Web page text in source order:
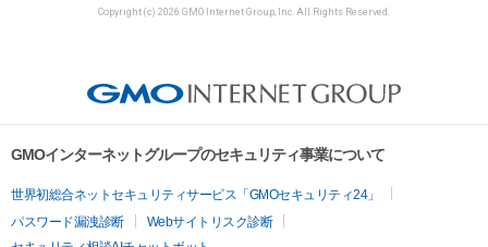
Copyright (c) 2026 GMO Internet Group, Inc. All Rights Reserved.
GMOインターネットグループのセキュリティ事業について
世界初総合ネットセキュリティサービス「GMOセキュリティ24」
パスワード漏洩診断
Webサイトリスク診断